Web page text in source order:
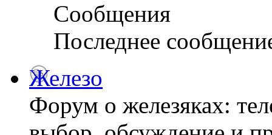
Сообщения
Последнее
Железо
Форум о железяках: